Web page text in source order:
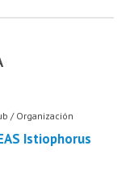
/ Organización
Istiophorus